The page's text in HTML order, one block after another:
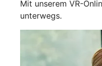
Mit unserem VR-
unterwegs.